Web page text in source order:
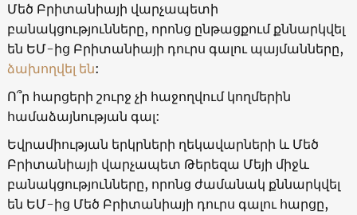
Մեծ Բրիտանիայի վարչապետի
բանակցությունները, որոնց ընթացքում քննարկվել
են ԵՄ-ից Բրիտանիայի դուրս գալու պայմանները,
ձախողվել են:
Ո՞ր հարցերի շուրջ չի հաջողվում կողմերին
համաձայնության գալ:
Եվրամիության երկրների ղեկավարների և Մեծ
Բրիտանիայի վարչապետ Թերեզա Մեյի միջև
բանակցությունները, որոնց ժամանակ քննարկվել
են ԵՄ-ից Մեծ Բրիտանիայի դուրս գալու հարցը,